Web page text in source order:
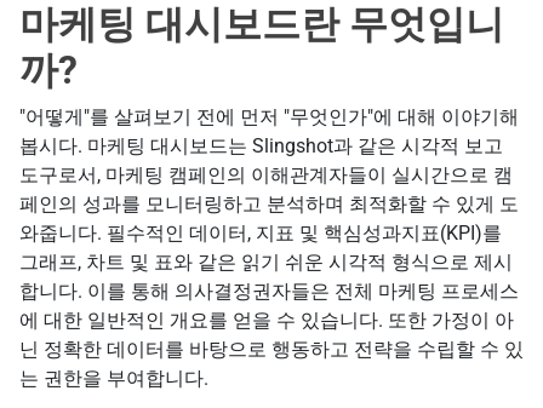
마케팅 대시보드란 무엇입니
까?
"어떻게"를 살펴보기 전에 먼저 "무엇인가"에 대해 이야기해
봅시다. 마케팅 대시보드는 Slingshot과 같은 시각적 보고
도구로서, 마케팅 캠페인의 이해관계자들이 실시간으로 캠
페인의 성과를 모니터링하고 분석하며 최적화할 수 있게 도
와줍니다. 필수적인 데이터, 지표 및 핵심성과지표(KPI)를
그래프, 차트 및 표와 같은 읽기 쉬운 시각적 형식으로 제시
합니다. 이를 통해 의사결정권자들은 전체 마케팅 프로세스
에 대한 일반적인 개요를 얻을 수 있습니다. 또한 가정이 아
닌 정확한 데이터를 바탕으로 행동하고 전략을 수립할 수 있
는 권한을 부여합니다.